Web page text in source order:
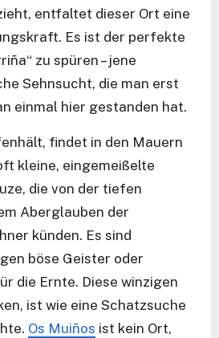
entfaltet dieser Ort eine
Es ist der perfekte
zu spüren – jene
Sehnsucht, die man erst
einmal hier gestanden hat.
findet in den Mauern
kleine, eingemeißelte
die von der tiefen
Aberglauben der
künden. Es sind
böse Geister oder
die Ernte. Diese winzigen
ist wie eine Schatzsuche
Os Muiños ist kein Ort,